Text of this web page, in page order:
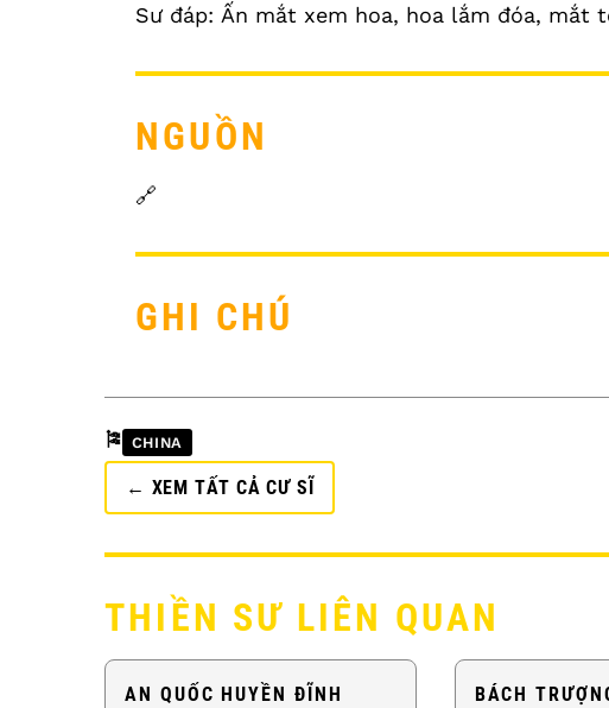
Sư đáp: Ấn mắt xem hoa, hoa lắm đóa, mắt
NGUỒN
🔗
GHI CHÚ
🎏 CHINA
← XEM TẤT CẢ CƯ SĨ
THIỀN SƯ LIÊN QUAN
AN QUỐC HUYỀN ĐĨNH BÁCH